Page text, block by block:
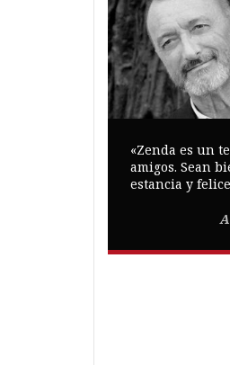
«Zenda es un
amigos. Sean
estancia y